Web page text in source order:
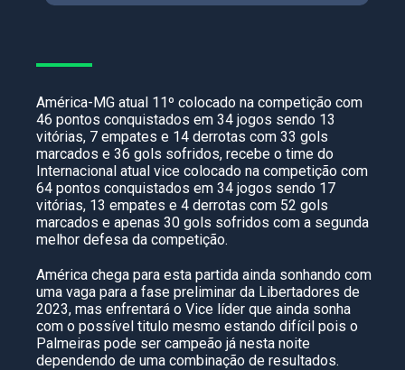
América-MG atual 11º colocado na competição com
46 pontos conquistados em 34 jogos sendo 13
vitórias, 7 empates e 14 derrotas com 33 gols
marcados e 36 gols sofridos, recebe o time do
Internacional atual vice colocado na competição com
64 pontos conquistados em 34 jogos sendo 17
vitórias, 13 empates e 4 derrotas com 52 gols
marcados e apenas 30 gols sofridos com a segunda
melhor defesa da competição.
América chega para esta partida ainda sonhando com
uma vaga para a fase preliminar da Libertadores de
2023, mas enfrentará o Vice líder que ainda sonha
com o possível titulo mesmo estando difícil pois o
Palmeiras pode ser campeão já nesta noite
dependendo de uma combinação de resultados.